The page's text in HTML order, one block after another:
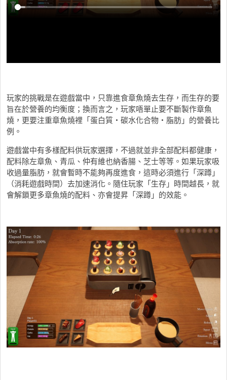
玩家的挑戰是在遊戲當中，只靠進食章魚燒去生存，而生存的要
旨在於營養的均衡度；換而言之，玩家唔單止要不斷製作章魚
燒，更要注重章魚燒裡「蛋白質・碳水化合物・脂肪」的營養比
例。
遊戲當中有多樣配料供玩家選擇，不過就並非全部配料都健康，
配料除左章魚、青瓜、仲有維也納香腸、芝士等等。如果玩家吸
收過量脂肪，就會暫時不能夠再度進食，這時必須進行「深蹲」
（消耗遊戲時間）去加速消化。隨住玩家「生存」時間越長，就
會解鎖更多章魚燒的配料、亦會提昇「深蹲」的效能。